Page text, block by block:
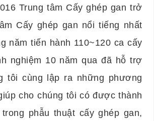
Trung tâm Cấy ghép gan trở
Cấy ghép gan nổi tiếng nhất
năm tiến hành 110~120 ca cấy
nghiệm 10 năm qua đã hỗ trợ
tôi cùng lập ra những phương
cho chúng tôi có được thành
phẫu thuật cấy ghép gan,